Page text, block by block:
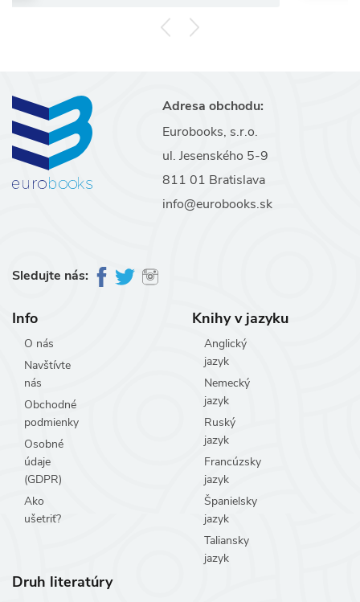
Adresa obchodu:
Eurobooks, s.r.o.
ul. Jesenského 5-9
811 01 Bratislava
info@eurobooks.sk
Sledujte nás:
Info
O nás
Navštívte
nás
Obchodné
podmienky
Osobné
údaje
(GDPR)
Ako
ušetriť?
Knihy v jazyku
Anglický
jazyk
Nemecký
jazyk
Ruský
jazyk
Francúzsky
jazyk
Španielsky
jazyk
Taliansky
jazyk
Druh literatúry